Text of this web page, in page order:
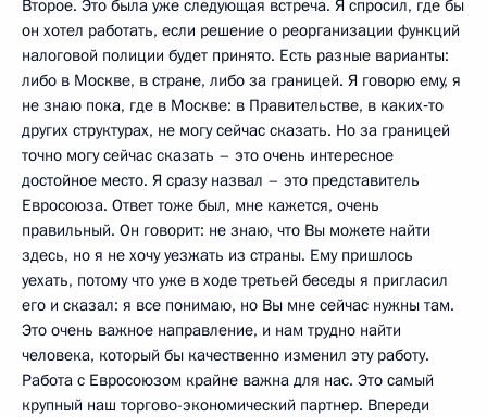
Второе. Это была уже следующая встреча. Я спросил, где бы
он хотел работать, если решение о реорганизации функций
налоговой полиции будет принято. Есть разные варианты:
либо в Москве, в стране, либо за границей. Я говорю ему, я
не знаю пока, где в Москве: в Правительстве, в каких‑то
других структурах, не могу сейчас сказать. Но за границей
точно могу сейчас сказать – это очень интересное
достойное место. Я сразу назвал – это представитель
Евросоюза. Ответ тоже был, мне кажется, очень
правильный. Он говорит: не знаю, что Вы можете найти
здесь, но я не хочу уезжать из страны. Ему пришлось
уехать, потому что уже в ходе третьей беседы я пригласил
его и сказал: я все понимаю, но Вы мне сейчас нужны там.
Это очень важное направление, и нам трудно найти
человека, который бы качественно изменил эту работу.
Работа с Евросоюзом крайне важна для нас. Это самый
крупный наш торгово-экономический партнер. Впереди